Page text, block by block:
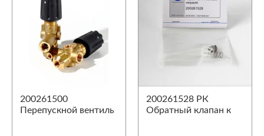
200261500
Перепускной вентиль
200261528 РК
Обратный клапан к